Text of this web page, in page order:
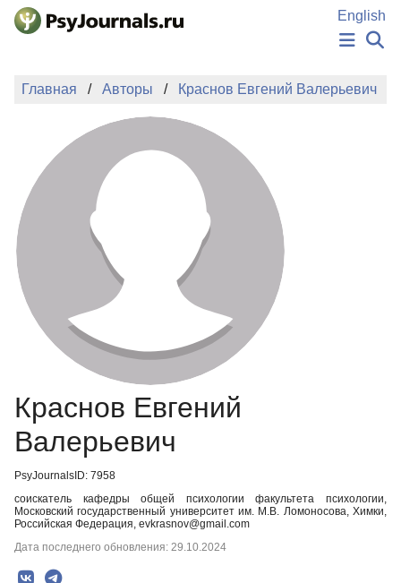
Перейти к основному содержанию
English
НОВОСТИ
АВТОРЫ
ПОДАТЬ РУКОПИСЬ
БАЗА ЗНАНИЙ
КЛЮЧЕВЫЕ СЛОВА
Регистрация
Главная Авторы Краснов Евгений Валерьевич
Краснов Евгений
Валерьевич
PsyJournalsID: 7958
соискатель кафедры общей психологии факультета психологии,
Московский государственный университет им. М.В. Ломоносова, Химки,
Российская Федерация, evkrasnov@gmail.com
Дата последнего обновления: 29.10.2024